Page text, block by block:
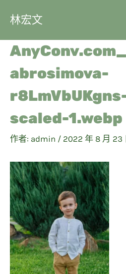
林宏文
abrosimova-
scaled-1.webp
作者: admin / 2022 年 8 月 23